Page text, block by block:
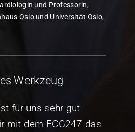
und Professorin,
Oslo und Universität Oslo,
Werkzeug
für uns sehr gut
mit dem ECG247 das